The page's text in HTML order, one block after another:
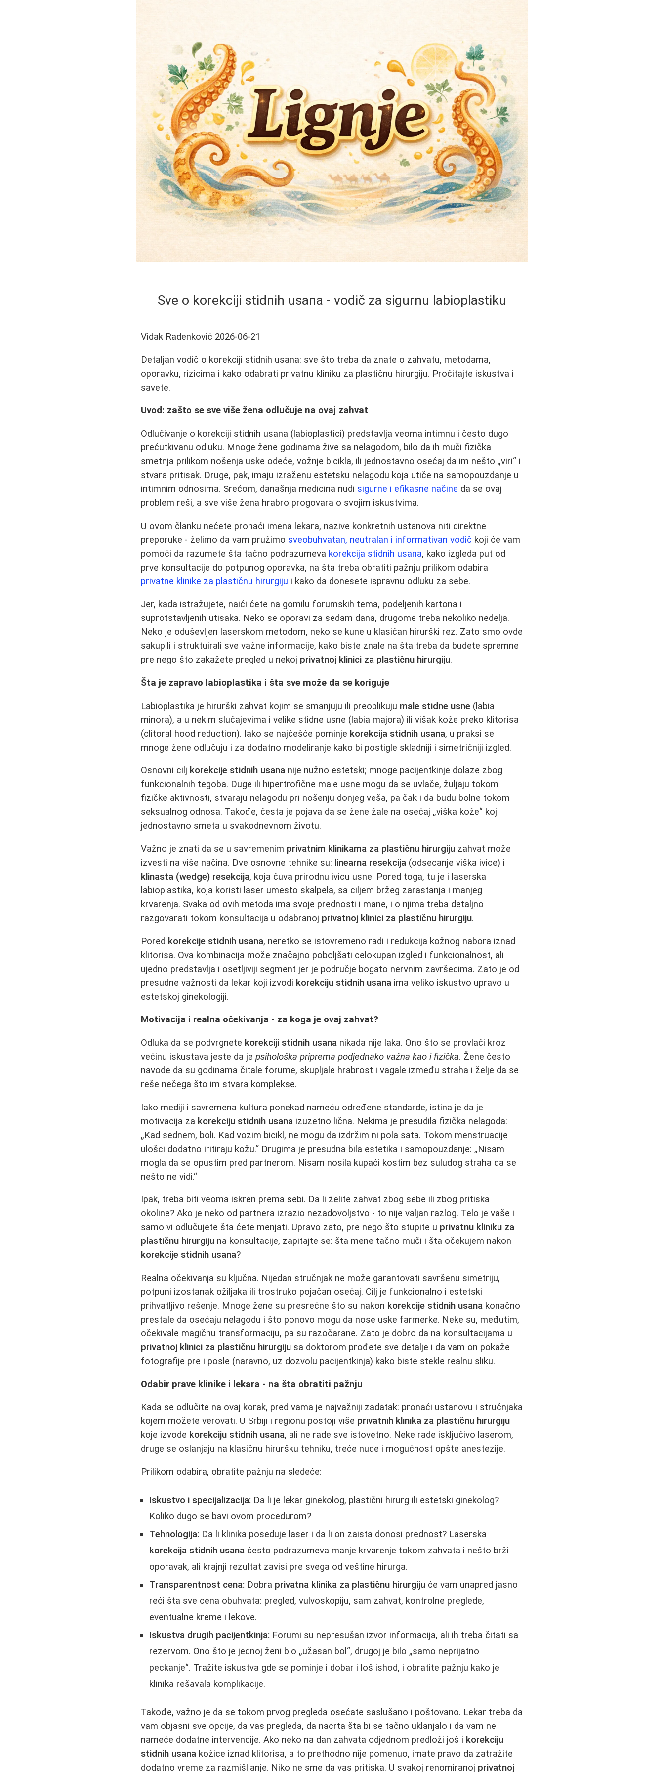
Sve o korekciji stidnih usana - vodič za sigurnu labioplastiku
Vidak Radenković 2026-06-21
Detaljan vodič o korekciji stidnih usana: sve što treba da znate o zahvatu, metodama,
oporavku, rizicima i kako odabrati privatnu kliniku za plastičnu hirurgiju. Pročitajte iskustva i
savete.
Uvod: zašto se sve više žena odlučuje na ovaj zahvat
Odlučivanje o korekciji stidnih usana (labioplastici) predstavlja veoma intimnu i često dugo
prećutkivanu odluku. Mnoge žene godinama žive sa nelagodom, bilo da ih muči fizička
smetnja prilikom nošenja uske odeće, vožnje bicikla, ili jednostavno osećaj da im nešto „viri“ i
stvara pritisak. Druge, pak, imaju izraženu estetsku nelagodu koja utiče na samopouzdanje u
intimnim odnosima. Srećom, današnja medicina nudi sigurne i efikasne načine da se ovaj
problem reši, a sve više žena hrabro progovara o svojim iskustvima.
U ovom članku nećete pronaći imena lekara, nazive konkretnih ustanova niti direktne
preporuke - želimo da vam pružimo sveobuhvatan, neutralan i informativan vodič koji će vam
pomoći da razumete šta tačno podrazumeva korekcija stidnih usana, kako izgleda put od
prve konsultacije do potpunog oporavka, na šta treba obratiti pažnju prilikom odabira
privatne klinike za plastičnu hirurgiju i kako da donesete ispravnu odluku za sebe.
Jer, kada istražujete, naići ćete na gomilu forumskih tema, podeljenih kartona i
suprotstavljenih utisaka. Neko se oporavi za sedam dana, drugome treba nekoliko nedelja.
Neko je oduševljen laserskom metodom, neko se kune u klasičan hirurški rez. Zato smo ovde
sakupili i struktuirali sve važne informacije, kako biste znale na šta treba da budete spremne
pre nego što zakažete pregled u nekoj privatnoj klinici za plastičnu hirurgiju.
Šta je zapravo labioplastika i šta sve može da se koriguje
Labioplastika je hirurški zahvat kojim se smanjuju ili preoblikuju male stidne usne (labia
minora), a u nekim slučajevima i velike stidne usne (labia majora) ili višak kože preko klitorisa
(clitoral hood reduction). Iako se najčešće pominje korekcija stidnih usana, u praksi se
mnoge žene odlučuju i za dodatno modeliranje kako bi postigle skladniji i simetričniji izgled.
Osnovni cilj korekcije stidnih usana nije nužno estetski; mnoge pacijentkinje dolaze zbog
funkcionalnih tegoba. Duge ili hipertrofične male usne mogu da se uvlače, žuljaju tokom
fizičke aktivnosti, stvaraju nelagodu pri nošenju donjeg veša, pa čak i da budu bolne tokom
seksualnog odnosa. Takođe, česta je pojava da se žene žale na osećaj „viška kože“ koji
jednostavno smeta u svakodnevnom životu.
Važno je znati da se u savremenim privatnim klinikama za plastičnu hirurgiju zahvat može
izvesti na više načina. Dve osnovne tehnike su: linearna resekcija (odsecanje viška ivice) i
klinasta (wedge) resekcija, koja čuva prirodnu ivicu usne. Pored toga, tu je i laserska
labioplastika, koja koristi laser umesto skalpela, sa ciljem bržeg zarastanja i manjeg
krvarenja. Svaka od ovih metoda ima svoje prednosti i mane, i o njima treba detaljno
razgovarati tokom konsultacija u odabranoj privatnoj klinici za plastičnu hirurgiju.
Pored korekcije stidnih usana, neretko se istovremeno radi i redukcija kožnog nabora iznad
klitorisa. Ova kombinacija može značajno poboljšati celokupan izgled i funkcionalnost, ali
ujedno predstavlja i osetljiviji segment jer je područje bogato nervnim završecima. Zato je od
presudne važnosti da lekar koji izvodi korekciju stidnih usana ima veliko iskustvo upravo u
estetskoj ginekologiji.
Motivacija i realna očekivanja - za koga je ovaj zahvat?
Odluka da se podvrgnete korekciji stidnih usana nikada nije laka. Ono što se provlači kroz
većinu iskustava jeste da jepsihološka priprema podjednako važna kao i fizička. Žene često
navode da su godinama čitale forume, skupljale hrabrost i vagale između straha i želje da se
reše nečega što im stvara komplekse.
Iako mediji i savremena kultura ponekad nameću određene standarde, istina je da je
motivacija za korekciju stidnih usana izuzetno lična. Nekima je presudila fizička nelagoda:
„Kad sednem, boli. Kad vozim bicikl, ne mogu da izdržim ni pola sata. Tokom menstruacije
ulošci dodatno iritiraju kožu.“ Drugima je presudna bila estetika i samopouzdanje: „Nisam
mogla da se opustim pred partnerom. Nisam nosila kupaći kostim bez suludog straha da se
nešto ne vidi.“
Ipak, treba biti veoma iskren prema sebi. Da li želite zahvat zbog sebe ili zbog pritiska
okoline? Ako je neko od partnera izrazio nezadovoljstvo - to nije valjan razlog. Telo je vaše i
samo vi odlučujete šta ćete menjati. Upravo zato, pre nego što stupite u privatnu kliniku za
plastičnu hirurgiju na konsultacije, zapitajte se: šta mene tačno muči i šta očekujem nakon
korekcije stidnih usana?
Realna očekivanja su ključna. Nijedan stručnjak ne može garantovati savršenu simetriju,
potpuni izostanak ožiljaka ili trostruko pojačan osećaj. Cilj je funkcionalno i estetski
prihvatljivo rešenje. Mnoge žene su presrećne što su nakon korekcije stidnih usana konačno
prestale da osećaju nelagodu i što ponovo mogu da nose uske farmerke. Neke su, međutim,
očekivale magičnu transformaciju, pa su razočarane. Zato je dobro da na konsultacijama u
privatnoj klinici za plastičnu hirurgiju sa doktorom prođete sve detalje i da vam on pokaže
fotografije pre i posle (naravno, uz dozvolu pacijentkinja) kako biste stekle realnu sliku.
Odabir prave klinike i lekara - na šta obratiti pažnju
Kada se odlučite na ovaj korak, pred vama je najvažniji zadatak: pronaći ustanovu i stručnjaka
kojem možete verovati. U Srbiji i regionu postoji više privatnih klinika za plastičnu hirurgiju
koje izvode korekciju stidnih usana, ali ne rade sve istovetno. Neke rade isključivo laserom,
druge se oslanjaju na klasičnu hiruršku tehniku, treće nude i mogućnost opšte anestezije.
Prilikom odabira, obratite pažnju na sledeće:
Iskustvo i specijalizacija: Da li je lekar ginekolog, plastični hirurg ili estetski ginekolog?
Koliko dugo se bavi ovom procedurom?
Tehnologija: Da li klinika poseduje laser i da li on zaista donosi prednost? Laserska
korekcija stidnih usana često podrazumeva manje krvarenje tokom zahvata i nešto brži
oporavak, ali krajnji rezultat zavisi pre svega od veštine hirurga.
Transparentnost cena: Dobra privatna klinika za plastičnu hirurgiju će vam unapred jasno
reći šta sve cena obuhvata: pregled, vulvoskopiju, sam zahvat, kontrolne preglede,
eventualne kreme i lekove.
Iskustva drugih pacijentkinja: Forumi su nepresušan izvor informacija, ali ih treba čitati sa
rezervom. Ono što je jednoj ženi bio „užasan bol“, drugoj je bilo „samo neprijatno
peckanje“. Tražite iskustva gde se pominje i dobar i loš ishod, i obratite pažnju kako je
klinika rešavala komplikacije.
Takođe, važno je da se tokom prvog pregleda osećate saslušano i poštovano. Lekar treba da
vam objasni sve opcije, da vas pregleda, da nacrta šta bi se tačno uklanjalo i da vam ne
nameće dodatne intervencije. Ako neko na dan zahvata odjednom predloži još i korekciju
stidnih usana kožice iznad klitorisa, a to prethodno nije pomenuo, imate pravo da zatražite
dodatno vreme za razmišljanje. Niko ne sme da vas pritiska. U svakoj renomiranoj privatnoj